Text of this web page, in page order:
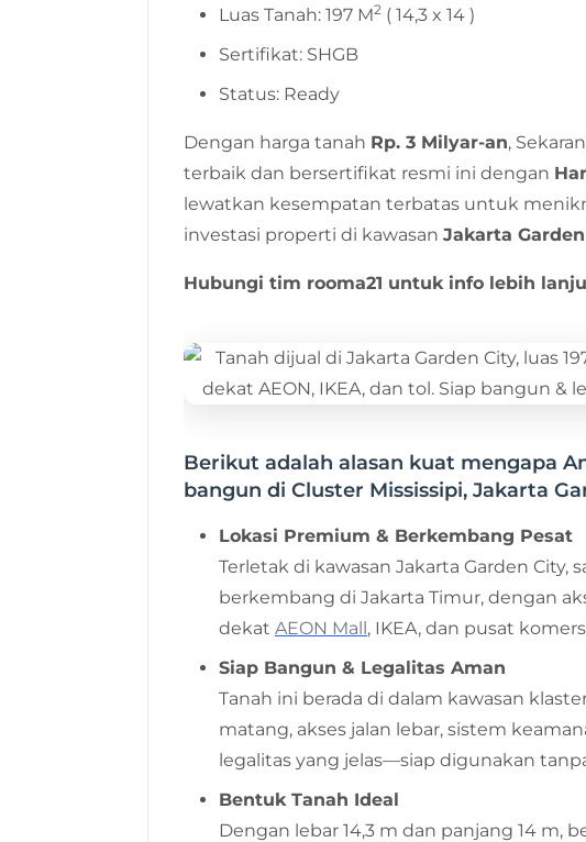
Luas Tanah: 197 M2 ( 14,3 x 14 )
Sertifikat: SHGB
Status: Ready
Dengan harga tanah Rp. 3 Milyar-an,
terbaik dan bersertifikat resmi ini dengan
lewatkan kesempatan terbatas untuk
investasi properti di kawasan Jakarta
Hubungi tim rooma21 untuk info lebih
Berikut adalah alasan kuat mengapa
bangun di Cluster Mississipi, Jakarta
Lokasi Premium & Berkembang Pesat
Terletak di kawasan Jakarta Garden City,
berkembang di Jakarta Timur, dengan
dekat AEON Mall, IKEA, dan pusat
Siap Bangun & Legalitas Aman
Tanah ini berada di dalam kawasan
matang, akses jalan lebar, sistem
legalitas yang jelas—siap digunakan
Bentuk Tanah Ideal
Dengan lebar 14,3 m dan panjang 14 m,